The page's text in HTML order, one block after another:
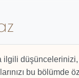
ilgili
bu bölümde